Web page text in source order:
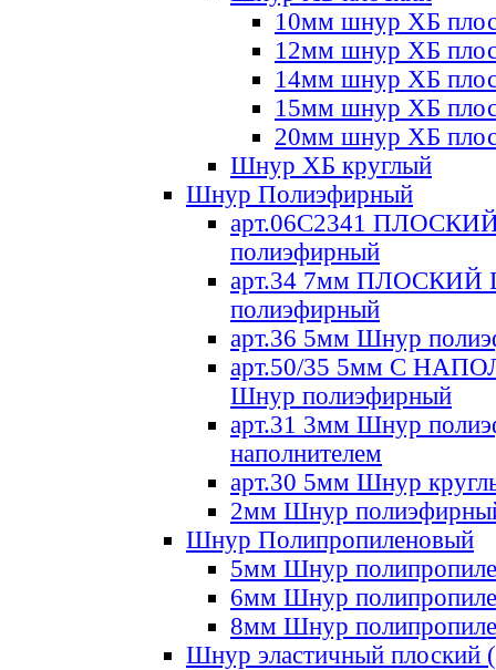
10мм шнур ХБ
12мм шнур ХБ
14мм шнур ХБ
15мм шнур ХБ
20мм шнур ХБ
Шнур ХБ круглый
Шнур Полиэфирный
арт.06С2341
полиэфирный
арт.34 7мм ПЛОСКИЙ
полиэфирный
арт.36 5мм Шнур
арт.50/35 5мм С
Шнур полиэфирный
арт.31 3мм Шнур
наполнителем
арт.30 5мм Шнур
2мм Шнур
Шнур Полипропиленовый
5мм Шнур
6мм Шнур
8мм Шнур
Шнур эластичный плоский